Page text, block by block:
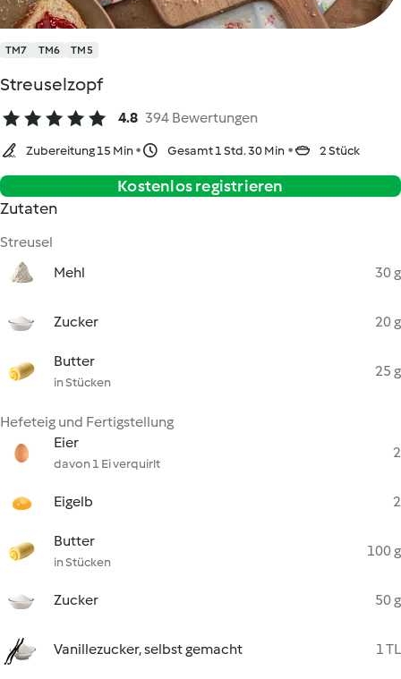
TM7 TM6 TM5
Streuselzopf
4.8 394 Bewertungen
Zubereitung 15 Min Gesamt 1 Std. 30 Min 2 Stück
Kostenlos registrieren
Zutaten
Streusel
Mehl
30 g
Zucker 20 g
Butter
in Stücken
25 g
Hefeteig und Fertigstellung
Eier
davon 1 Ei verquirlt
2
Eigelb 2
Butter
in Stücken
100 g
Zucker 50 g
Vanillezucker, selbst gemacht 1 TL